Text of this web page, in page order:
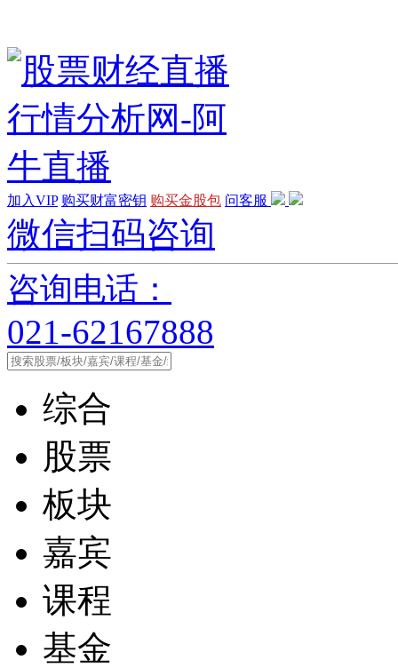
加入VIP 购买财富密钥 购买金股包 问客服
微信扫码咨询
咨询电话：
021-62167888
综合
股票
板块
嘉宾
课程
基金